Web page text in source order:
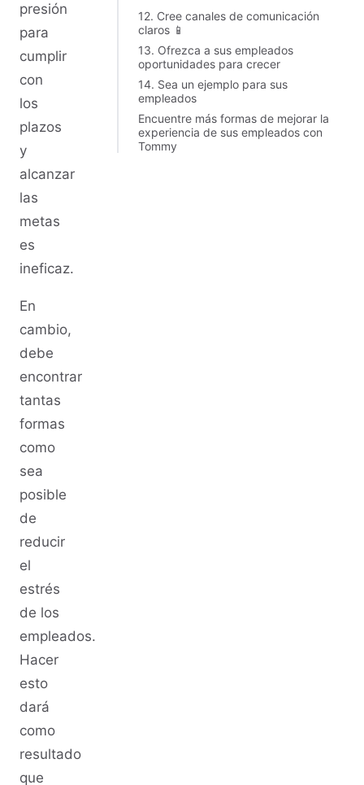
presión
para
cumplir
con
los
plazos
y
alcanzar
las
metas
es
ineficaz.
En
cambio,
debe
encontrar
tantas
formas
como
sea
posible
de
reducir
el
estrés
de los
empleados.
Hacer
esto
dará
como
resultado
que
12. Cree canales de comunicación
claros 📱
13. Ofrezca a sus empleados
oportunidades para crecer
14. Sea un ejemplo para sus
empleados
Encuentre más formas de mejorar la
experiencia de sus empleados con
Tommy